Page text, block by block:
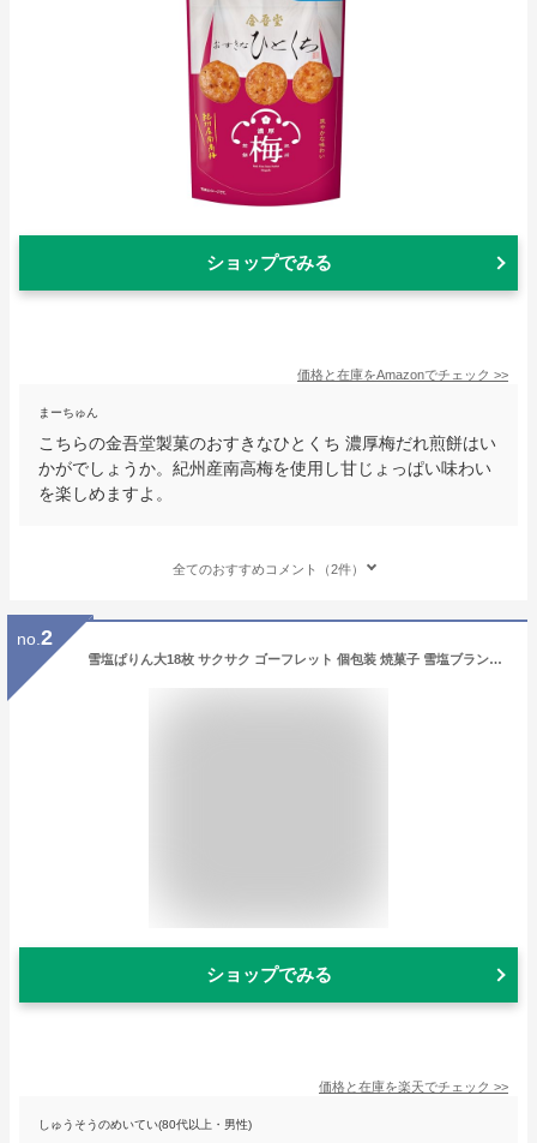
ショップでみる
価格と在庫をAmazonでチェック >>
まーちゅん
こちらの金吾堂製菓のおすきなひとくち 濃厚梅だれ煎餅はい
かがでしょうか。紀州産南高梅を使用し甘じょっぱい味わい
を楽しめますよ。
全てのおすすめコメント（2件）
no. 2
雪塩ぱりん大18枚 サクサク ゴーフレット 個包装 焼菓子 雪塩ブランド 塩スイーツ クッキーサンド 宮古島 塩菓子 甘じょっぱい 南風堂 沖縄 お土産 送料無料 お取り寄せ ギフト 手土産 人気
ショップでみる
価格と在庫を楽天でチェック >>
しゅうそうのめいてい(80代以上・男性)